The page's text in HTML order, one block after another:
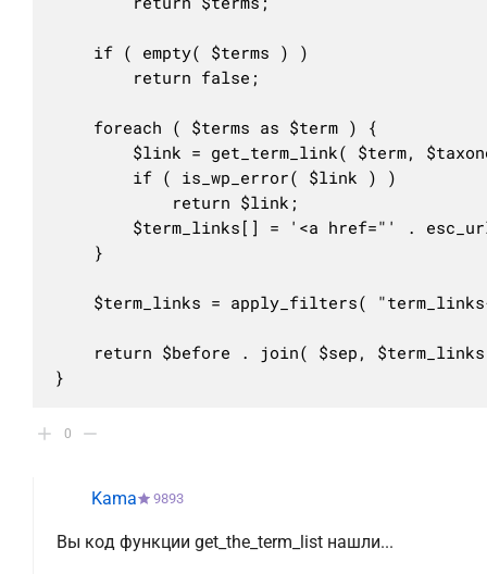
}
0
Kama 9893
Вы код функции get_the_term_list нашли...